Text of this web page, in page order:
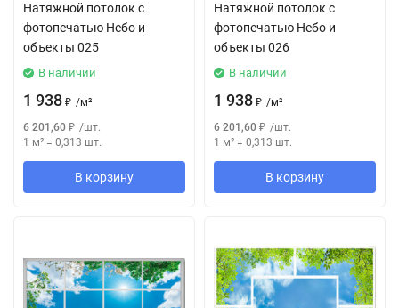
Натяжной потолок с
фотопечатью Небо и
объекты 025
В наличии
1 938 ₽ /м²
6 201,60 ₽ /шт.
1 м² = 0,313 шт.
В корзину
Натяжной потолок с
фотопечатью Небо и
объекты 026
В наличии
1 938 ₽ /м²
6 201,60 ₽ /шт.
1 м² = 0,313 шт.
В корзину